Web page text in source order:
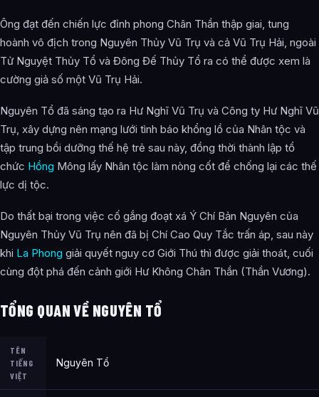
Ông đạt đến chiến lực đỉnh phong Chân Thần thập giai, tung
hoành vô địch trong Nguyên Thủy Vũ Trụ và cả Vũ Trụ Hải, ngoài
Tử Nguyệt Thủy Tổ và Đông Đế Thủy Tổ ra có thể được xem là
cường giả số một Vũ Trụ Hải.
Nguyên Tổ đã sáng tạo ra Hư Nghĩ Vũ Trụ và Công ty Hư Nghĩ Vũ
Trụ, xây dựng nên mạng lưới tình báo khổng lồ của Nhân tộc và
tập trung bồi dưỡng thế hệ trẻ sau này, đồng thời thành lập tổ
chức Hồng Mông lấy Nhân tộc làm nòng cốt để chống lại các thế
lực dị tộc.
Do thất bại trong việc cố gắng đoạt xá Ý Chí Bản Nguyên của
Nguyên Thủy Vũ Trụ nên đã bị Chí Cao Quy Tắc trấn áp, sau này
khi La Phong giải quyết nguy cơ Giới Thú thì được giải thoát, cuối
cùng đột phá đến cảnh giới Hư Không Chân Thần (Thần Vương).
TỔNG QUAN VỀ NGUYÊN TỔ
TÊN
TIẾNG
VIỆT
Nguyên Tổ